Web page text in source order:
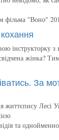
фільма "Воно"
інструкторку
жінка?
За
життєпису Лесі
та